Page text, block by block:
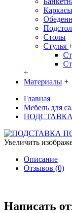
Столы
Стулья
+
Материалы +
Главная
Мебель для
Увеличить
Описание
Отзывов (0)
Написать